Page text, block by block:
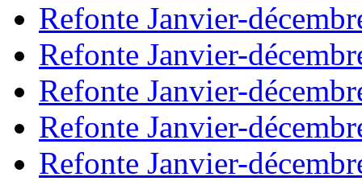
Refonte Janvier-
Refonte Janvier-
Refonte Janvier-
Refonte Janvier-
Refonte Janvier-